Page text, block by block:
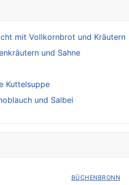
mit Vollkornbrot und Kräutern
und Sahne
Kuttelsuppe
und Salbei
BÜCHENBRONN